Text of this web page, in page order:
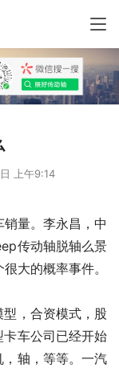
上午9:14
量。李永昌，中
传动轴脱轴么景
大的概率事件。
，合资模式，股
车公司已经开始
轴，等等。一汽